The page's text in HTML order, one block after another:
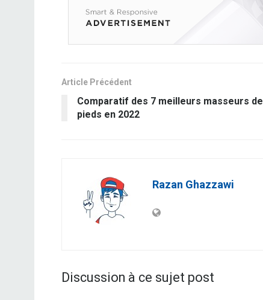
Article Précédent
Comparatif des 7 meilleurs masseurs de
pieds en 2022
Razan Ghazzawi
Discussion à ce sujet post